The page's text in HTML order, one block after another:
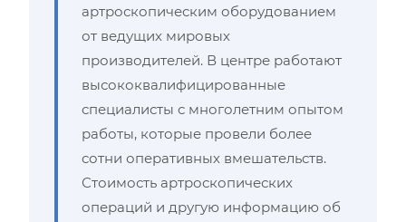
артроскопическим оборудованием
от ведущих мировых
производителей. В центре работают
высококвалифицированные
специалисты с многолетним опытом
работы, которые провели более
сотни оперативных вмешательств.
Стоимость артроскопических
операций и другую информацию об